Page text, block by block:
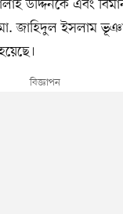
উদ্দিনকে এবং
জাহিদুল ইসলাম